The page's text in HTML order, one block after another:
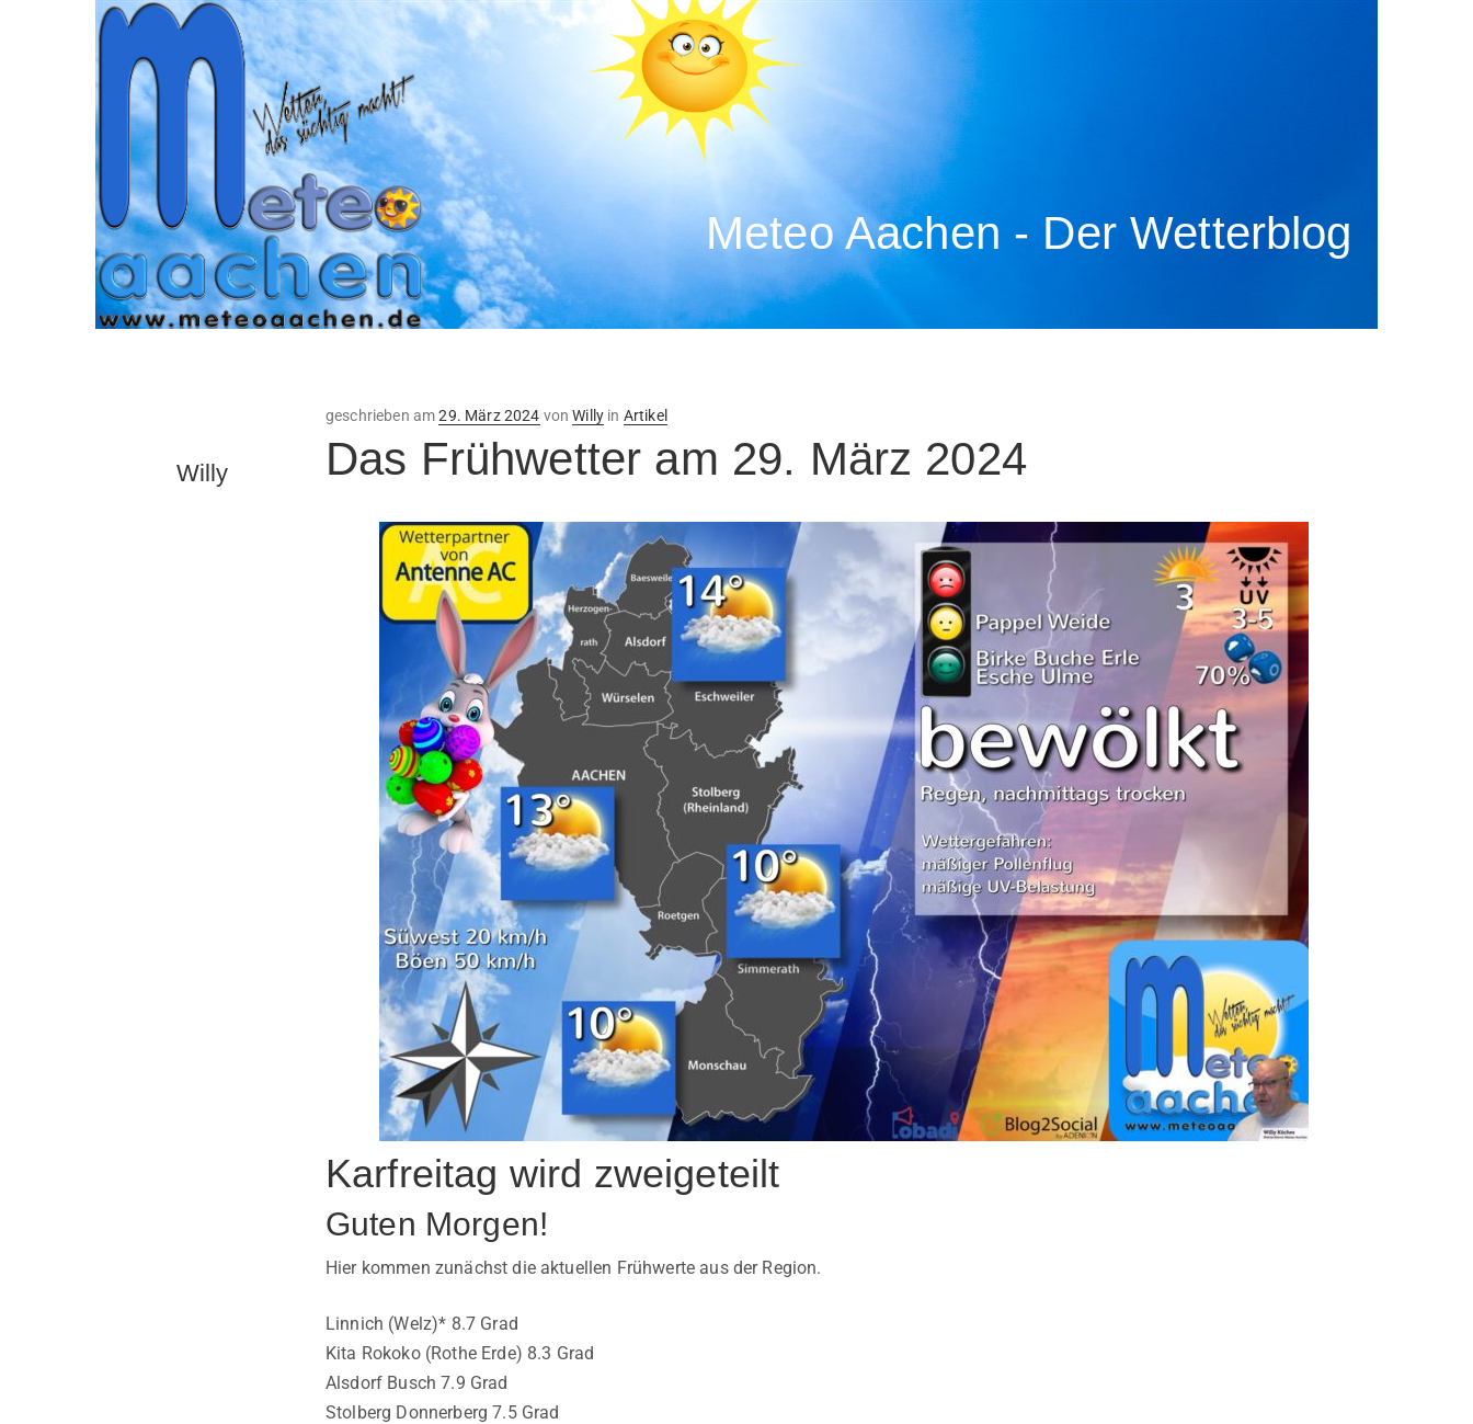
Meteo Aachen - Der Wetterblog
Willy
geschrieben amVeröffentlicht
am
29. März 2024 vonWilly in Artikel
Das Frühwetter am 29. März 2024
Karfreitag wird zweigeteilt
Guten Morgen!
Hier kommen zunächst die aktuellen Frühwerte aus der Region.
Linnich (Welz)* 8.7 Grad
Kita Rokoko (Rothe Erde) 8.3 Grad
Alsdorf Busch 7.9 Grad
Stolberg Donnerberg 7.5 Grad